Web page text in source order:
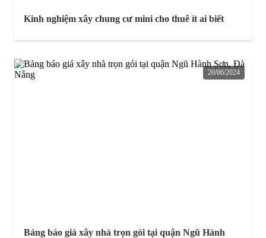
Kinh nghiệm xây chung cư mini cho thuê ít ai biết
20/06/2024
Bảng báo giá xây nhà trọn gói tại quận Ngũ Hành